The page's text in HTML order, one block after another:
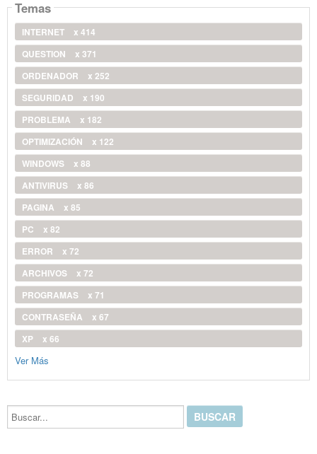
Temas
INTERNET
x 414
QUESTION
x 371
ORDENADOR
x 252
SEGURIDAD
x 190
PROBLEMA
x 182
OPTIMIZACIÓN
x 122
WINDOWS
x 88
ANTIVIRUS
x 86
PAGINA
x 85
PC
x 82
ERROR
x 72
ARCHIVOS
x 72
PROGRAMAS
x 71
CONTRASEÑA
x 67
XP
x 66
Ver Más
Buscar...